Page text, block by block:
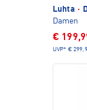
Luhta ·
Damen
€
UVP* €